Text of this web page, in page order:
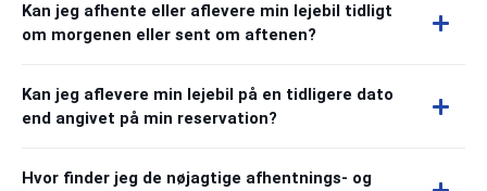
Kan jeg afhente eller aflevere min lejebil tidligt
om morgenen eller sent om aftenen?
Kan jeg aflevere min lejebil på en tidligere dato
end angivet på min reservation?
Hvor finder jeg de nøjagtige afhentnings- og